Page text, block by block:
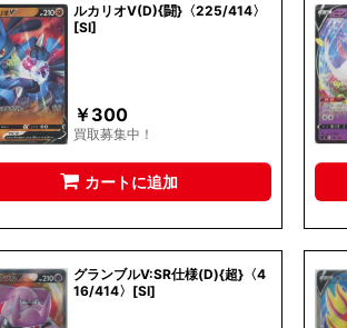
ルカリオV(D){闘}〈225/414〉
[SI]
￥300
買取募集中！
カートに追加
グランブルV:SR仕様(D){超}〈4
16/414〉[SI]